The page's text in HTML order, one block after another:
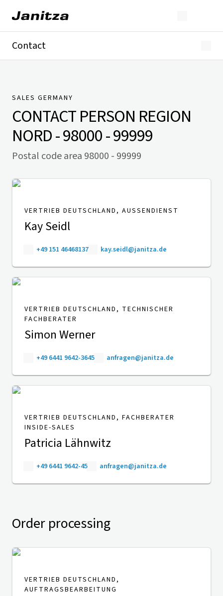
Contact
Presse
SALES GERMANY
CONTACT PERSON REGION
NORD - 98000 - 99999
Postal code area 98000 - 99999
VERTRIEB DEUTSCHLAND, AUSSENDIENST
Kay Seidl
+49 151 46468137 kay.seidl@janitza.de
VERTRIEB DEUTSCHLAND, TECHNISCHER
FACHBERATER
Simon Werner
+49 6441 9642-3645 anfragen@janitza.de
VERTRIEB DEUTSCHLAND, FACHBERATER
INSIDE-SALES
Patricia Lähnwitz
+49 6441 9642-45 anfragen@janitza.de
Order processing
VERTRIEB DEUTSCHLAND,
AUFTRAGSBEARBEITUNG